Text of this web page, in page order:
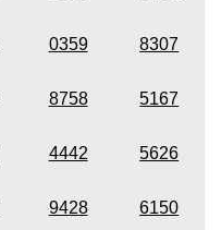
0359 8307
8758 5167
4442 5626
9428 6150